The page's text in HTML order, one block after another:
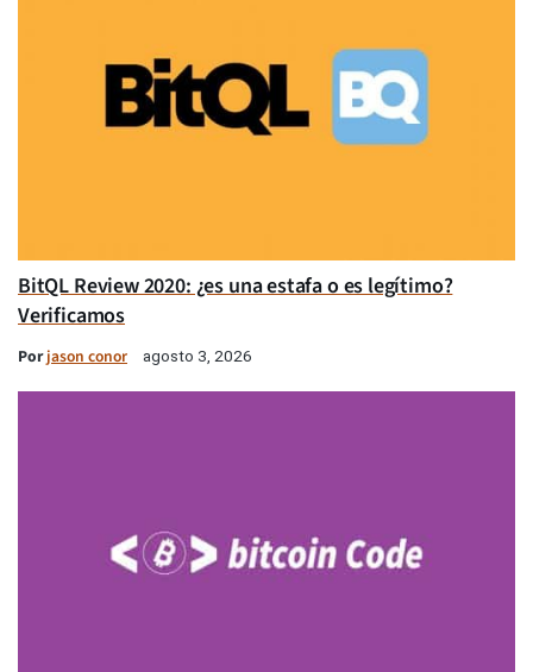
BitQL Review 2020: ¿es una estafa o es legítimo?
Verificamos
Porjason conor agosto 3, 2026